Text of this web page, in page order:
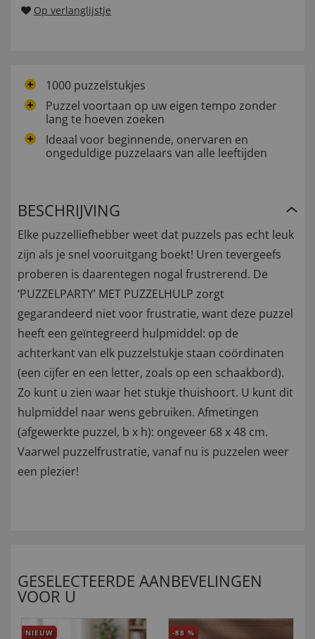
Op verlanglijstje
1000 puzzelstukjes
Puzzel voortaan op uw eigen tempo zonder
lang te hoeven zoeken
Ideaal voor beginnende, onervaren en
ongeduldige puzzelaars van alle leeftijden
BESCHRIJVING
Elke puzzelliefhebber weet dat puzzels pas echt leuk
zijn als je snel vooruitgang boekt! Uren tevergeefs
proberen is daarentegen nogal frustrerend. De
‘PUZZELPARTY’ MET PUZZELHULP zorgt
gegarandeerd niet voor frustratie, want deze puzzel
heeft een geïntegreerd hulpmiddel: op de
achterkant van elk puzzelstukje staan coördinaten
(een cijfer en een letter, zoals op een schaakbord).
Zo kunt u zien waar het stukje thuishoort. U kunt dit
hulpmiddel naar wens gebruiken. Afmetingen
(afgewerkte puzzel, b x h): ongeveer 68 x 48 cm.
Vaarwel puzzelfrustratie, vanaf nu is puzzelen weer
een plezier!
GESELECTEERDE AANBEVELINGEN
VOOR U
NIEUW -88 %